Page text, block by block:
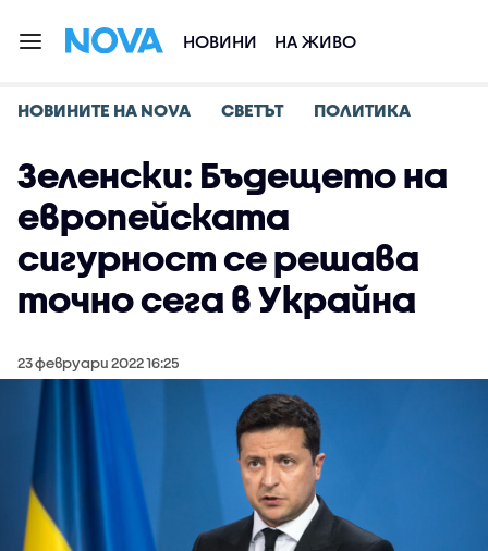
НОВИНИ НА ЖИВО
НОВИНИТЕ НА NOVA СВЕТЪТ ПОЛИТИКА
Зеленски: Бъдещето на
европейската
сигурност се решава
точно сега в Украйна
23 февруари 2022 16:25